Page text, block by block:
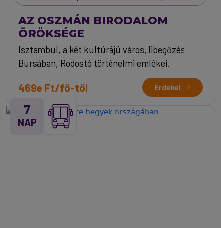
AZ OSZMÁN BIRODALOM
ÖRÖKSÉGE
Isztambul, a két kultúrájú város, libegőzés
Bursában, Rodostó történelmi emlékei.
469e Ft/fő-től Érdekel
7
NAP